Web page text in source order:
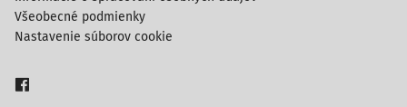
Všeobecné podmienky
Nastavenie súborov cookie